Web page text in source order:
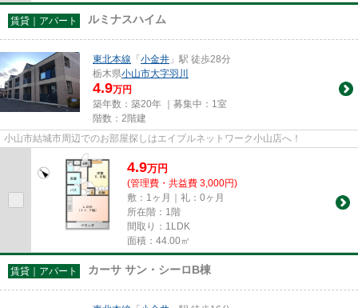
賃貸｜アパート ルミナスハイム
東北本線 「小金井 」駅 徒歩28分
栃木県小山市大字羽川
4.9万円
築年数：築20年 ｜募集中： 1室
階数：2階建
小山市結城市周辺でのお部屋探しはエイブルネットワーク小山店へ！
4.9万円
(管理費・共益費 3,000円)
敷：1ヶ月｜礼：0ヶ月
所在階：1階
間取り：1LDK
面積：44.00㎡
賃貸｜アパート カーサ サン・シーロB棟